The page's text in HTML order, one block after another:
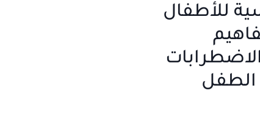
للأطفال
الطفل